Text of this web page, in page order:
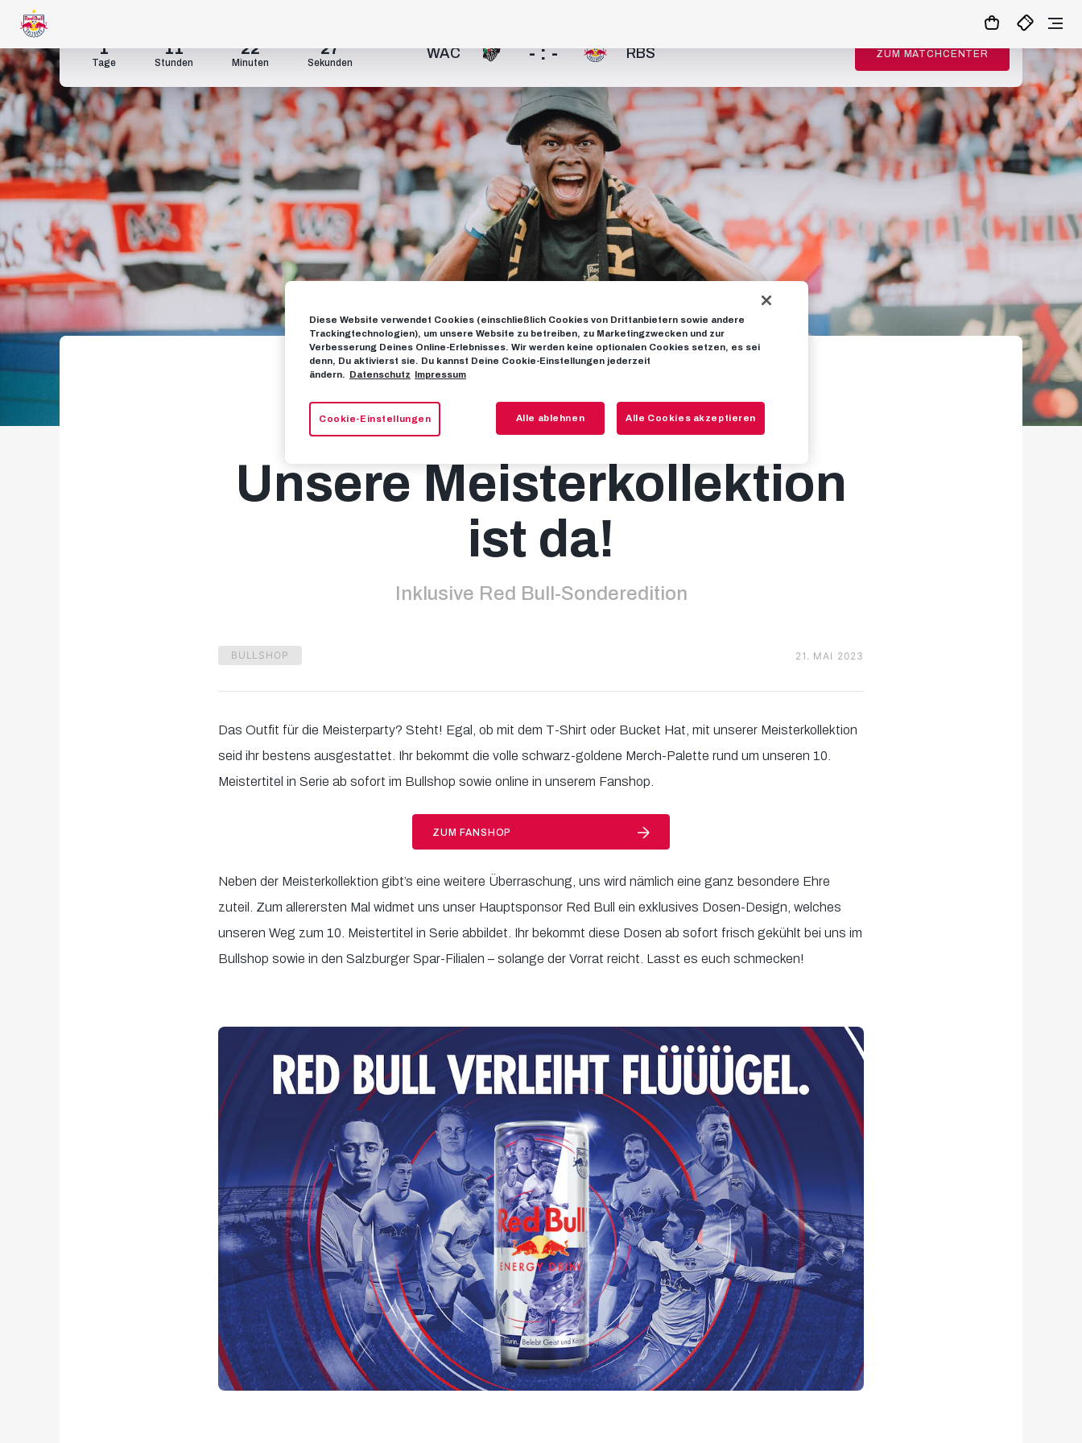
1
Tage
11
Stunden
22
Minuten
26
Sekunden
WAC - : - RBS ZUM MATCHCENTER
So sehen Sieger aus:
Unsere Meisterkollektion
ist da!
Inklusive Red Bull-Sonderedition
BULLSHOP 21. MAI 2023
Das Outfit für die Meisterparty? Steht! Egal, ob mit dem T-Shirt oder Bucket Hat, mit unserer Meisterkollektion
seid ihr bestens ausgestattet. Ihr bekommt die volle schwarz-goldene Merch-Palette rund um unseren 10.
Meistertitel in Serie ab sofort im Bullshop sowie online in unserem Fanshop.
ZUM FANSHOP
Neben der Meisterkollektion gibt’s eine weitere Überraschung, uns wird nämlich eine ganz besondere Ehre
zuteil. Zum allerersten Mal widmet uns unser Hauptsponsor Red Bull ein exklusives Dosen-Design, welches
unseren Weg zum 10. Meistertitel in Serie abbildet. Ihr bekommt diese Dosen ab sofort frisch gekühlt bei uns im
Bullshop sowie in den Salzburger Spar-Filialen – solange der Vorrat reicht. Lasst es euch schmecken!
Diese Website verwendet Cookies (einschließlich Cookies von Drittanbietern sowie andere
Trackingtechnologien), um unsere Website zu betreiben, zu Marketingzwecken und zur
Verbesserung Deines Online-Erlebnisses. Wir werden keine optionalen Cookies setzen, es sei
denn, Du aktivierst sie. Du kannst Deine Cookie-Einstellungen jederzeit
ändern. Datenschutz Impressum
Cookie-Einstellungen Alle ablehnen Alle Cookies akzeptieren